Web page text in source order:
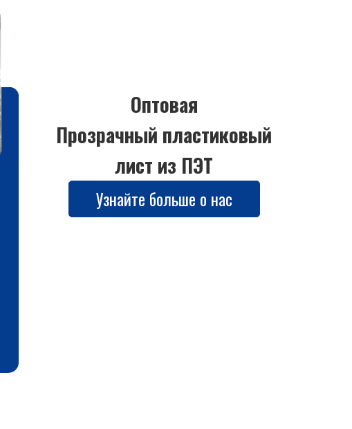
Оптовая
Прозрачный пластиковый
лист из ПЭТ
Узнайте больше о нас